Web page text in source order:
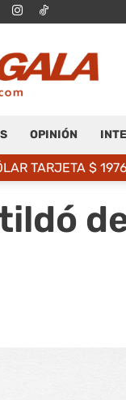
OPINIÓN
TARJETA $